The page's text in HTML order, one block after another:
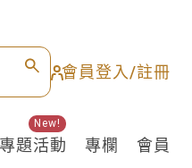
會員登入/註冊
專題活動
New!
專欄 會員